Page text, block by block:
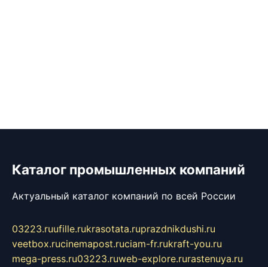
Каталог промышленных компаний
Актуальный каталог компаний по всей России
03223.ruufille.rukrasotata.ruprazdnikdushi.ru
veetbox.rucinemapost.ruciam-fr.rukraft-you.ru
mega-press.ru03223.ruweb-explore.rurastenuya.ru